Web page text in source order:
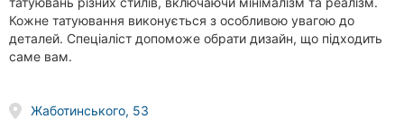
Кожне татуювання виконується з особливою увагою до
деталей. Спеціаліст допоможе обрати дизайн, що підходить
саме вам.
Жаботинського, 53